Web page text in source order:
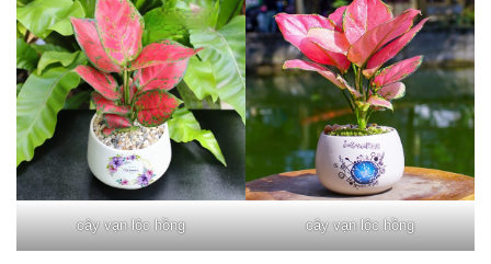
cây vạn lộc hồng cây vạn lộc hồng